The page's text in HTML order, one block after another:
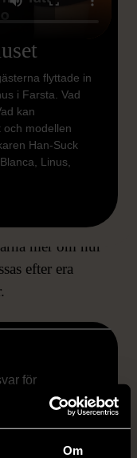
Om
flyttade in
i Farsta. Vad
kan
modellen
Han-Suck
Linus,
en mänskligare
mer om hur
efter era
för